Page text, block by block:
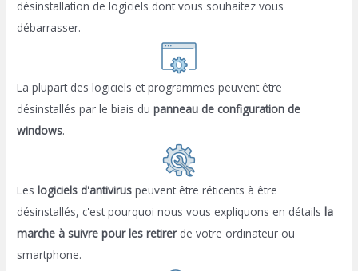
désinstallation de logiciels dont vous souhaitez vous
débarrasser.
La plupart des logiciels et programmes peuvent être
désinstallés par le biais dupanneau de configuration de
windows.
Les logiciels d'antivirus peuvent être réticents à être
désinstallés, c'est pourquoi nous vous expliquons en détails la
marche à suivre pour les retirerde votre ordinateur ou
smartphone.